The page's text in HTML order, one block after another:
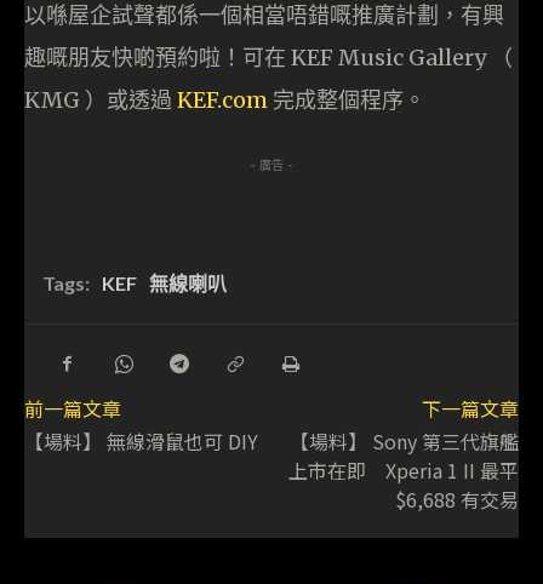
以喺屋企試聲都係一個相當唔錯嘅推廣計劃，有興
趣嘅朋友快啲預約啦！可在 KEF Music Gallery （
KMG ）或透過 KEF.com 完成整個程序。
- 廣告 -
Tags: KEF 無線喇叭
前一篇文章
【場料】 無線滑鼠也可 DIY
下一篇文章
【場料】 Sony 第三代旗艦
上市在即 Xperia 1 II 最平
$6,688 有交易